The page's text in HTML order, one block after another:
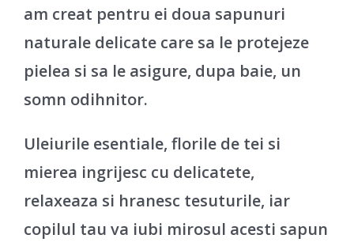
am creat pentru ei doua sapunuri
naturale delicate care sa le protejeze
pielea si sa le asigure, dupa baie, un
somn odihnitor.
Uleiurile esentiale, florile de tei si
mierea ingrijesc cu delicatete,
relaxeaza si hranesc tesuturile, iar
copilul tau va iubi mirosul acesti sapun